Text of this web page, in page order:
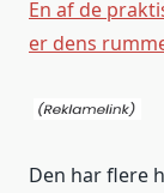
En af de
er dens
Den har flere